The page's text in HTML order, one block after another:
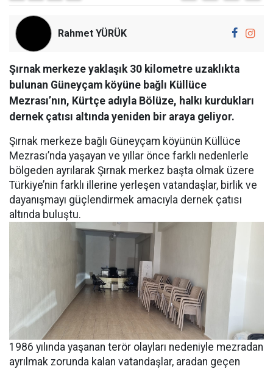
Rahmet YÜRÜK
Şırnak merkeze yaklaşık 30 kilometre uzaklıkta
bulunan Güneyçam köyüne bağlı Küllüce
Mezrası’nın, Kürtçe adıyla Bölüze, halkı kurdukları
dernek çatısı altında yeniden bir araya geliyor.
Şırnak merkeze bağlı Güneyçam köyünün Küllüce
Mezrası’nda yaşayan ve yıllar önce farklı nedenlerle
bölgeden ayrılarak Şırnak merkez başta olmak üzere
Türkiye’nin farklı illerine yerleşen vatandaşlar, birlik ve
dayanışmayı güçlendirmek amacıyla dernek çatısı
altında buluştu.
1986 yılında yaşanan terör olayları nedeniyle mezradan
ayrılmak zorunda kalan vatandaşlar, aradan geçen